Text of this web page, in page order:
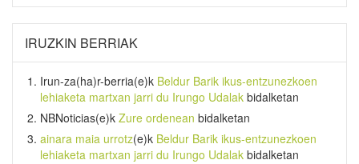
IRUZKIN BERRIAK
Irun-za(ha)r-berria(e)k Beldur Barik ikus-entzunezkoen
lehiaketa martxan jarri du Irungo Udalak bidalketan
NBNoticias(e)k Zure ordenean bidalketan
ainara maia urrotz(e)k Beldur Barik ikus-entzunezkoen
lehiaketa martxan jarri du Irungo Udalak bidalketan